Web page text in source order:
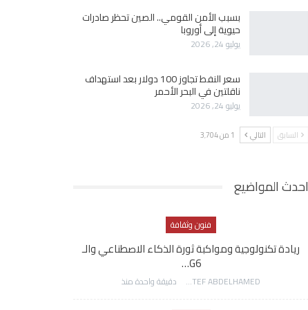
بسبب الأمن القومي.. الصين تحظر صادرات
حيوية إلى أوروبا
يوليو 24, 2026
سعر النفط تجاوز 100 دولار بعد استهداف
ناقلتين في البحر الأحمر
يوليو 24, 2026
السابق التالي 1 من 3٬704
احدث المواضيع
فنون وثقافة
ريادة تكنولوجية ومواكبة ثورة الذكاء الاصطناعي والـ
G6…
AWATEF ABDELHAMED دقيقة واحدة منذ